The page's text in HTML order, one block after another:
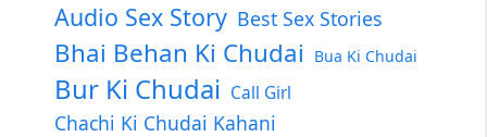
Audio Sex Story Best Sex Stories
Bhai Behan Ki Chudai Bua Ki Chudai
Bur Ki Chudai Call Girl
Chachi Ki Chudai Kahani